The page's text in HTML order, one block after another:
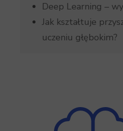
Deep Learning –
Jak kształtuje
uczeniu głębokim?